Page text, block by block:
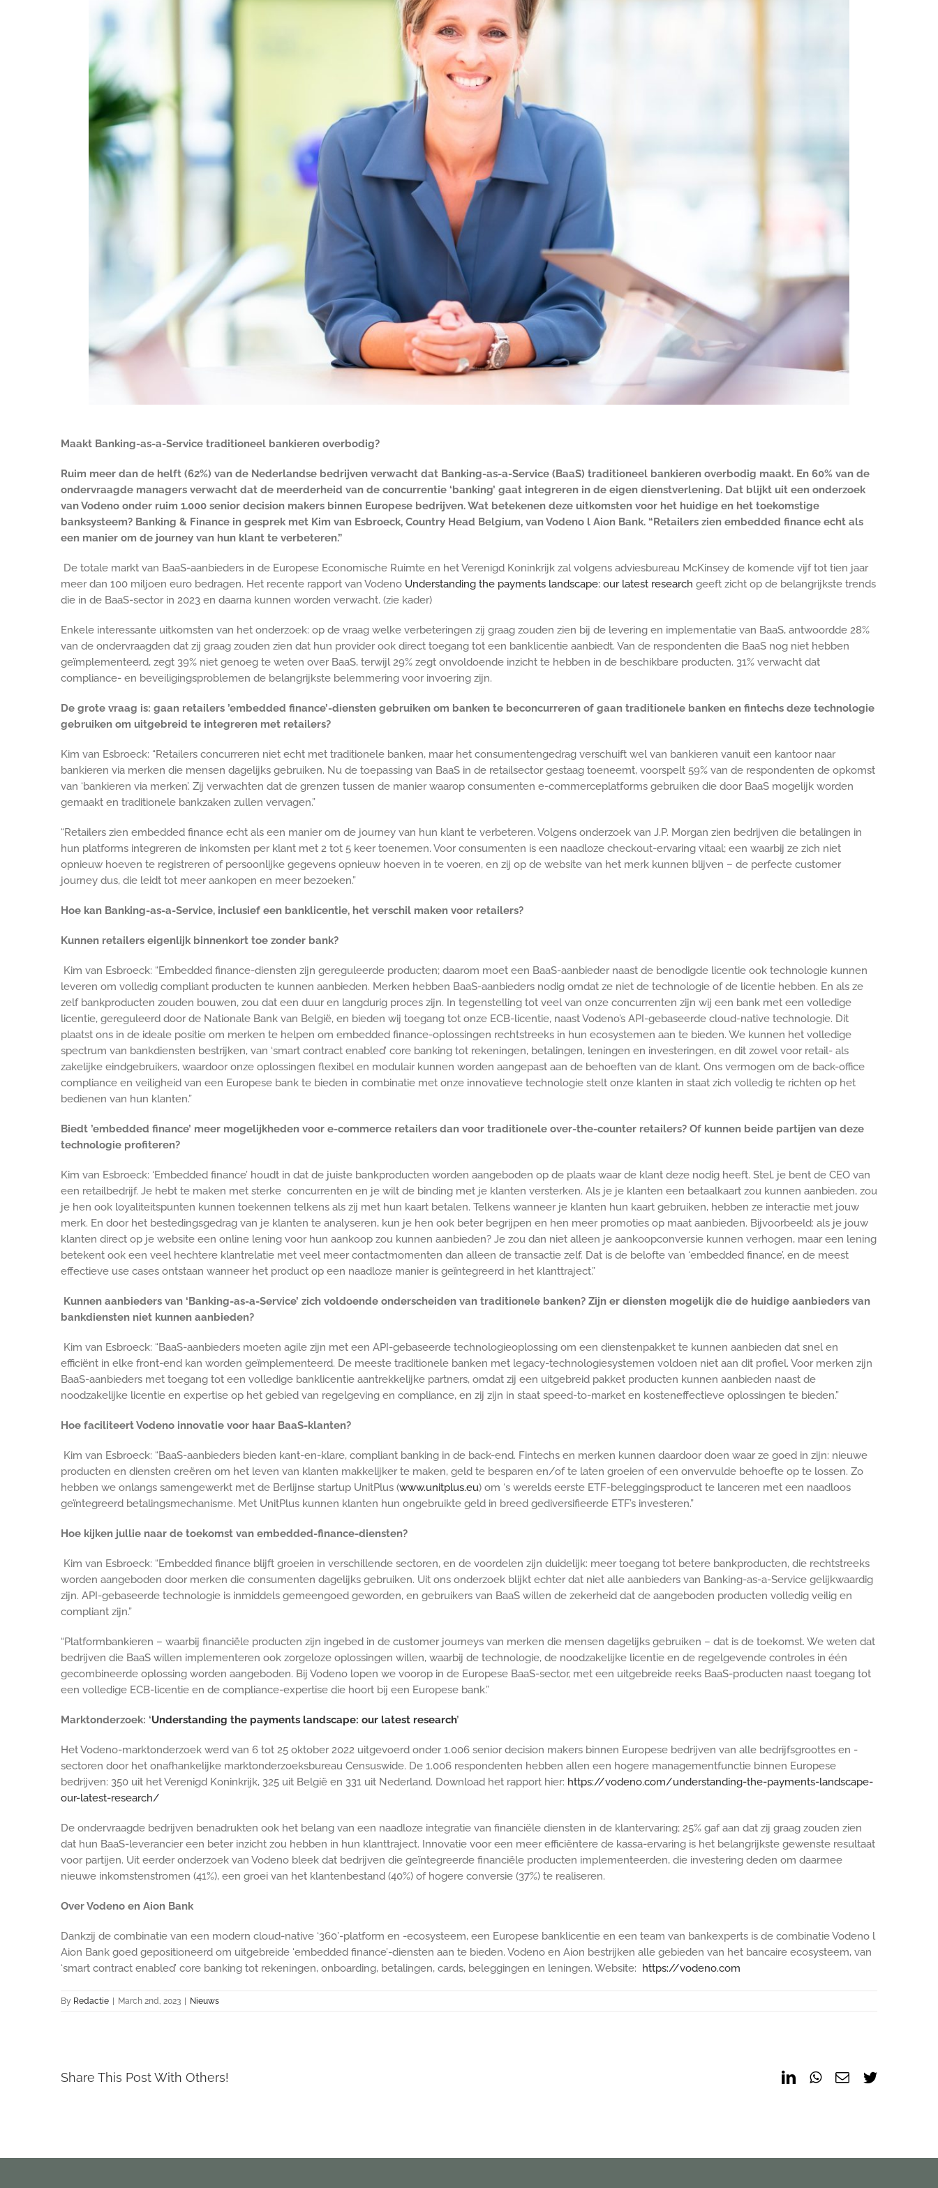
Maakt Banking-as-a-Service traditioneel bankieren overbodig?
Ruim meer dan de helft (62%) van de Nederlandse bedrijven verwacht dat Banking-as-a-Service (BaaS) traditioneel bankieren overbodig maakt. En 60% van de
ondervraagde managers verwacht dat de meerderheid van de concurrentie ‘banking’ gaat integreren in de eigen dienstverlening. Dat blijkt uit een onderzoek
van Vodeno onder ruim 1.000 senior decision makers binnen Europese bedrijven. Wat betekenen deze uitkomsten voor het huidige en het toekomstige
banksysteem? Banking & Finance in gesprek met Kim van Esbroeck, Country Head Belgium, van Vodeno l Aion Bank. “Retailers zien embedded finance echt als
een manier om de journey van hun klant te verbeteren.”
De totale markt van BaaS-aanbieders in de Europese Economische Ruimte en het Verenigd Koninkrijk zal volgens adviesbureau McKinsey de komende vijf tot tien jaar
meer dan 100 miljoen euro bedragen. Het recente rapport van Vodeno Understanding the payments landscape: our latest research geeft zicht op de belangrijkste trends
die in de BaaS-sector in 2023 en daarna kunnen worden verwacht. (zie kader)
Enkele interessante uitkomsten van het onderzoek: op de vraag welke verbeteringen zij graag zouden zien bij de levering en implementatie van BaaS, antwoordde 28%
van de ondervraagden dat zij graag zouden zien dat hun provider ook direct toegang tot een banklicentie aanbiedt. Van de respondenten die BaaS nog niet hebben
geïmplementeerd, zegt 39% niet genoeg te weten over BaaS, terwijl 29% zegt onvoldoende inzicht te hebben in de beschikbare producten. 31% verwacht dat
compliance- en beveiligingsproblemen de belangrijkste belemmering voor invoering zijn.
De grote vraag is: gaan retailers ’embedded finance’-diensten gebruiken om banken te beconcurreren of gaan traditionele banken en fintechs deze technologie
gebruiken om uitgebreid te integreren met retailers?
Kim van Esbroeck: “Retailers concurreren niet echt met traditionele banken, maar het consumentengedrag verschuift wel van bankieren vanuit een kantoor naar
bankieren via merken die mensen dagelijks gebruiken. Nu de toepassing van BaaS in de retailsector gestaag toeneemt, voorspelt 59% van de respondenten de opkomst
van ‘bankieren via merken’. Zij verwachten dat de grenzen tussen de manier waarop consumenten e-commerceplatforms gebruiken die door BaaS mogelijk worden
gemaakt en traditionele bankzaken zullen vervagen.”
“Retailers zien embedded finance echt als een manier om de journey van hun klant te verbeteren. Volgens onderzoek van J.P. Morgan zien bedrijven die betalingen in
hun platforms integreren de inkomsten per klant met 2 tot 5 keer toenemen. Voor consumenten is een naadloze checkout-ervaring vitaal; een waarbij ze zich niet
opnieuw hoeven te registreren of persoonlijke gegevens opnieuw hoeven in te voeren, en zij op de website van het merk kunnen blijven – de perfecte customer
journey dus, die leidt tot meer aankopen en meer bezoeken.”
Hoe kan Banking-as-a-Service, inclusief een banklicentie, het verschil maken voor retailers?
Kunnen retailers eigenlijk binnenkort toe zonder bank?
Kim van Esbroeck: “Embedded finance-diensten zijn gereguleerde producten; daarom moet een BaaS-aanbieder naast de benodigde licentie ook technologie kunnen
leveren om volledig compliant producten te kunnen aanbieden. Merken hebben BaaS-aanbieders nodig omdat ze niet de technologie of de licentie hebben. En als ze
zelf bankproducten zouden bouwen, zou dat een duur en langdurig proces zijn. In tegenstelling tot veel van onze concurrenten zijn wij een bank met een volledige
licentie, gereguleerd door de Nationale Bank van België, en bieden wij toegang tot onze ECB-licentie, naast Vodeno’s API-gebaseerde cloud-native technologie. Dit
plaatst ons in de ideale positie om merken te helpen om embedded finance-oplossingen rechtstreeks in hun ecosystemen aan te bieden. We kunnen het volledige
spectrum van bankdiensten bestrijken, van ‘smart contract enabled’ core banking tot rekeningen, betalingen, leningen en investeringen, en dit zowel voor retail- als
zakelijke eindgebruikers, waardoor onze oplossingen flexibel en modulair kunnen worden aangepast aan de behoeften van de klant. Ons vermogen om de back-office
compliance en veiligheid van een Europese bank te bieden in combinatie met onze innovatieve technologie stelt onze klanten in staat zich volledig te richten op het
bedienen van hun klanten.”
Biedt ’embedded finance’ meer mogelijkheden voor e-commerce retailers dan voor traditionele over-the-counter retailers? Of kunnen beide partijen van deze
technologie profiteren?
Kim van Esbroeck: ‘Embedded finance’ houdt in dat de juiste bankproducten worden aangeboden op de plaats waar de klant deze nodig heeft. Stel, je bent de CEO van
een retailbedrijf. Je hebt te maken met sterke concurrenten en je wilt de binding met je klanten versterken. Als je je klanten een betaalkaart zou kunnen aanbieden, zou
je hen ook loyaliteitspunten kunnen toekennen telkens als zij met hun kaart betalen. Telkens wanneer je klanten hun kaart gebruiken, hebben ze interactie met jouw
merk. En door het bestedingsgedrag van je klanten te analyseren, kun je hen ook beter begrijpen en hen meer promoties op maat aanbieden. Bijvoorbeeld: als je jouw
klanten direct op je website een online lening voor hun aankoop zou kunnen aanbieden? Je zou dan niet alleen je aankoopconversie kunnen verhogen, maar een lening
betekent ook een veel hechtere klantrelatie met veel meer contactmomenten dan alleen de transactie zelf. Dat is de belofte van ‘embedded finance’, en de meest
effectieve use cases ontstaan wanneer het product op een naadloze manier is geïntegreerd in het klanttraject.”
Kunnen aanbieders van ‘Banking-as-a-Service’ zich voldoende onderscheiden van traditionele banken? Zijn er diensten mogelijk die de huidige aanbieders van
bankdiensten niet kunnen aanbieden?
Kim van Esbroeck: “BaaS-aanbieders moeten agile zijn met een API-gebaseerde technologieoplossing om een dienstenpakket te kunnen aanbieden dat snel en
efficiënt in elke front-end kan worden geïmplementeerd. De meeste traditionele banken met legacy-technologiesystemen voldoen niet aan dit profiel. Voor merken zijn
BaaS-aanbieders met toegang tot een volledige banklicentie aantrekkelijke partners, omdat zij een uitgebreid pakket producten kunnen aanbieden naast de
noodzakelijke licentie en expertise op het gebied van regelgeving en compliance, en zij zijn in staat speed-to-market en kosteneffectieve oplossingen te bieden.”
Hoe faciliteert Vodeno innovatie voor haar BaaS-klanten?
Kim van Esbroeck: “BaaS-aanbieders bieden kant-en-klare, compliant banking in de back-end. Fintechs en merken kunnen daardoor doen waar ze goed in zijn: nieuwe
producten en diensten creëren om het leven van klanten makkelijker te maken, geld te besparen en/of te laten groeien of een onvervulde behoefte op te lossen. Zo
hebben we onlangs samengewerkt met de Berlijnse startup UnitPlus (www.unitplus.eu) om ‘s werelds eerste ETF-beleggingsproduct te lanceren met een naadloos
geïntegreerd betalingsmechanisme. Met UnitPlus kunnen klanten hun ongebruikte geld in breed gediversifieerde ETF’s investeren.”
Hoe kijken jullie naar de toekomst van embedded-finance-diensten?
Kim van Esbroeck: “Embedded finance blijft groeien in verschillende sectoren, en de voordelen zijn duidelijk: meer toegang tot betere bankproducten, die rechtstreeks
worden aangeboden door merken die consumenten dagelijks gebruiken. Uit ons onderzoek blijkt echter dat niet alle aanbieders van Banking-as-a-Service gelijkwaardig
zijn. API-gebaseerde technologie is inmiddels gemeengoed geworden, en gebruikers van BaaS willen de zekerheid dat de aangeboden producten volledig veilig en
compliant zijn.”
“Platformbankieren – waarbij financiële producten zijn ingebed in de customer journeys van merken die mensen dagelijks gebruiken – dat is de toekomst. We weten dat
bedrijven die BaaS willen implementeren ook zorgeloze oplossingen willen, waarbij de technologie, de noodzakelijke licentie en de regelgevende controles in één
gecombineerde oplossing worden aangeboden. Bij Vodeno lopen we voorop in de Europese BaaS-sector, met een uitgebreide reeks BaaS-producten naast toegang tot
een volledige ECB-licentie en de compliance-expertise die hoort bij een Europese bank.”
Marktonderzoek: ‘Understanding the payments landscape: our latest research’
Het Vodeno-marktonderzoek werd van 6 tot 25 oktober 2022 uitgevoerd onder 1.006 senior decision makers binnen Europese bedrijven van alle bedrijfsgroottes en -
sectoren door het onafhankelijke marktonderzoeksbureau Censuswide. De 1.006 respondenten hebben allen een hogere managementfunctie binnen Europese
bedrijven: 350 uit het Verenigd Koninkrijk, 325 uit België en 331 uit Nederland. Download het rapport hier: https://vodeno.com/understanding-the-payments-landscape-
our-latest-research/
De ondervraagde bedrijven benadrukten ook het belang van een naadloze integratie van financiële diensten in de klantervaring; 25% gaf aan dat zij graag zouden zien
dat hun BaaS-leverancier een beter inzicht zou hebben in hun klanttraject. Innovatie voor een meer efficiëntere de kassa-ervaring is het belangrijkste gewenste resultaat
voor partijen. Uit eerder onderzoek van Vodeno bleek dat bedrijven die geïntegreerde financiële producten implementeerden, die investering deden om daarmee
nieuwe inkomstenstromen (41%), een groei van het klantenbestand (40%) of hogere conversie (37%) te realiseren.
Over Vodeno en Aion Bank
Dankzij de combinatie van een modern cloud-native ‘360’-platform en -ecosysteem, een Europese banklicentie en een team van bankexperts is de combinatie Vodeno l
Aion Bank goed gepositioneerd om uitgebreide ‘embedded finance’-diensten aan te bieden. Vodeno en Aion bestrijken alle gebieden van het bancaire ecosysteem, van
‘smart contract enabled’ core banking tot rekeningen, onboarding, betalingen, cards, beleggingen en leningen. Website: https://vodeno.com
By Redactie | March 2nd, 2023 | Nieuws
Share This Post With Others! LinkedInWhatsApp
EmailTwitter